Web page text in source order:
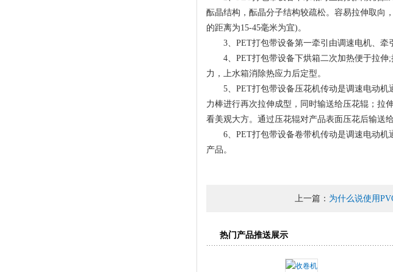
酝晶结构，酝晶分子结构较疏松。容易拉伸取向
的距离为15-45毫米为宜)。
3、PET打包带设备第一牵引由调速电机、牵
4、PET打包带设备下烘箱二次加热便于拉伸;
力，上水箱消除热应力后定型。
5、PET打包带设备压花机传动是调速电动机
力棒进行再次拉伸成型，同时输送给压花辊；拉
看美观大方。通过压花辊对产品表面压花后输送
6、PET打包带设备卷带机传动是调速电动机
产品。
上一篇： 为什么说使用
热门产品推送展示